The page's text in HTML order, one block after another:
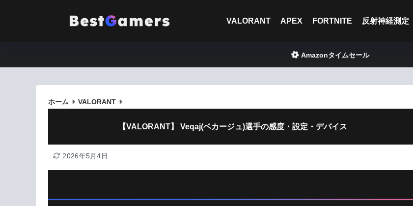
VALORANT APEX FORTNITE 反射神経測定
Amazonタイムセール
ホーム VALORANT
【VALORANT】 Veqaj(ベカージュ)選手の感度・設定・デバイス
2026年5月4日